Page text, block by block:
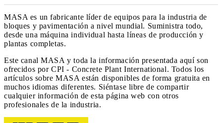
MASA es un fabricante líder de equipos para la industria de
bloques y pavimentación a nivel mundial. Suministra todo,
desde una máquina individual hasta líneas de producción y
plantas completas.
Este canal MASA y toda la información presentada aquí son
ofrecidos por CPI - Concrete Plant International. Todos los
artículos sobre MASA están disponibles de forma gratuita en
muchos idiomas diferentes. Siéntase libre de compartir
cualquier información de esta página web con otros
profesionales de la industria.